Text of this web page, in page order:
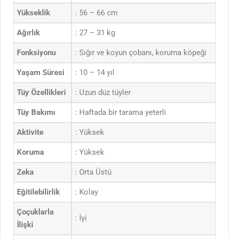
Yükseklik : 56 – 66 cm
Ağırlık : 27 – 31 kg
Fonksiyonu : Sığır ve koyun çobanı, koruma köpeği
Yaşam Süresi : 10 – 14 yıl
Tüy Özellikleri : Uzun düz tüyler
Tüy Bakımı : Haftada bir tarama yeterli
Aktivite : Yüksek
Koruma : Yüksek
Zeka : Orta Üstü
Eğitilebilirlik : Kolay
Çoçuklarla
İlişki
: İyi